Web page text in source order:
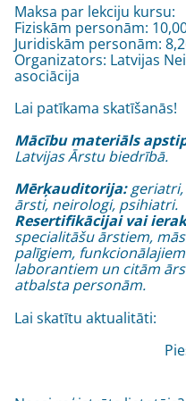
Maksa par lekciju kursu:
Fiziskām personām:
Juridiskām personām:
Organizators: Latvijas
asociācija
Lai patīkama skatīšanās!
Mācību materiāls
Latvijas Ārstu biedrībā.
Mērķauditorija:geriatri,
ārsti, neirologi, psihiatri.
Resertifikācijai vai
specialitāšu ārstiem,
palīgiem,
laborantiem un citām
atbalsta personām.
Lai skatītu aktualitāti: